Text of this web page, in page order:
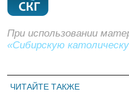
При использовании
«Сибирскую
ЧИТАЙТЕ ТАКЖЕ